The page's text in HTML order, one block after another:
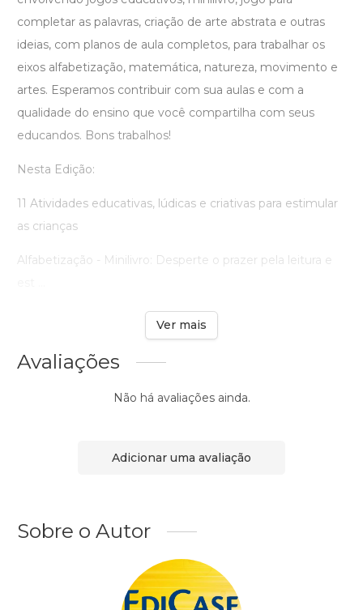
completar as palavras, criação de arte abstrata e outras
ideias, com planos de aula completos, para trabalhar os
eixos alfabetização, matemática, natureza, movimento e
artes. Esperamos contribuir com sua aulas e com a
qualidade do ensino que você compartilha com seus
educandos. Bons trabalhos!
Nesta Edição:
11 Atividades educativas, lúdicas e criativas para estimular
as crianças
Alfabetização - Minilivro: Desperte o prazer pela leitura e
Ver mais
Avaliações
Não há avaliações ainda.
Adicionar uma avaliação
Sobre o Autor